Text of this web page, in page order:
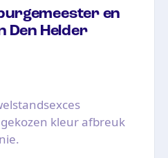
en
Den Helder
kleur afbreuk